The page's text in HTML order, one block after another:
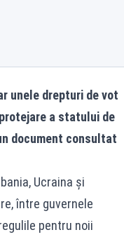
unele drepturi de vot
a statului de
document consultat
Ucraina și
între guvernele
pentru noii